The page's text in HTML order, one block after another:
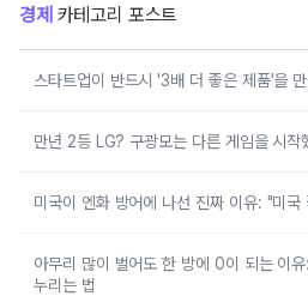
경제 카테고리 포스트
스타트업이 반드시 '3배 더 좋은 제품'을
만년 2등 LG? 구광모는 다른 게임을 시작
미국이 엔화 방어에 나선 진짜 이유: "미국
아무리 많이 벌어도 한 방에 0이 되는 이
누리는 법